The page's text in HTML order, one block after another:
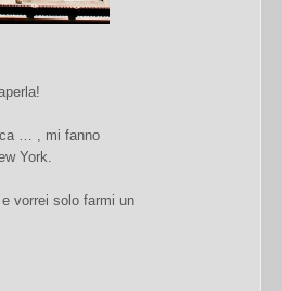
… , mi fanno
York.
vorrei solo farmi un